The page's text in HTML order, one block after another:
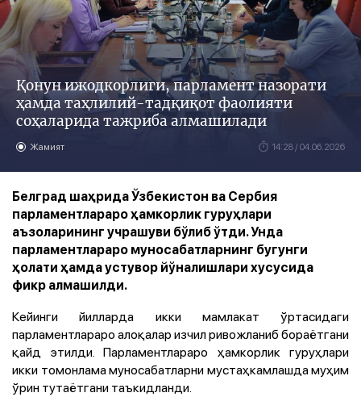
Қонун ижодкорлиги, парламент назорати
ҳамда таҳлилий-тадқиқот фаолияти
соҳаларида тажриба алмашилади
Жамият 14:28 / 04.06.2026
Белград шаҳрида Ўзбекистон ва Сербия
парламентлараро ҳамкорлик гуруҳлари
аъзоларининг учрашуви бўлиб ўтди. Унда
парламентлараро муносабатларнинг бугунги
ҳолати ҳамда устувор йўналишлари хусусида
фикр алмашилди.
Кейинги йилларда икки мамлакат ўртасидаги
парламентлараро алоқалар изчил ривожланиб бораётгани
қайд этилди. Парламентлараро ҳамкорлик гуруҳлари
икки томонлама муносабатларни мустаҳкамлашда муҳим
ўрин тутаётгани таъкидланди.